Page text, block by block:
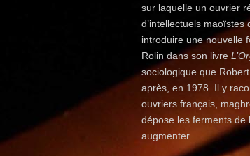
sur laquelle un ouvrier
d’intellectuels
introduire une nouvelle
Rolin dans son livre
sociologique que
après, en 1978. Il y
ouvriers français,
dépose les ferments de
augmenter.